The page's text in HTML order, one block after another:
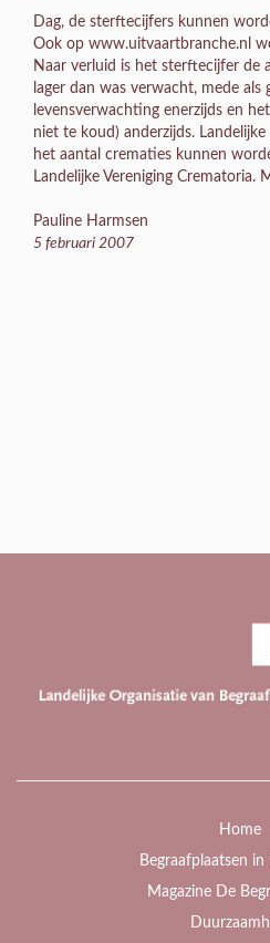
Dag, de sterftecijfers kunnen
Ook op www.uitvaartbranche.nl
Naar verluid is het sterftecijfer de
lager dan was verwacht, mede als
levensverwachting enerzijds en
niet te koud) anderzijds.
het aantal crematies kunnen
Landelijke Vereniging Crematoria.
Pauline Harmsen
5 februari 2007
Home
Begraafplaatsen in
Magazine De